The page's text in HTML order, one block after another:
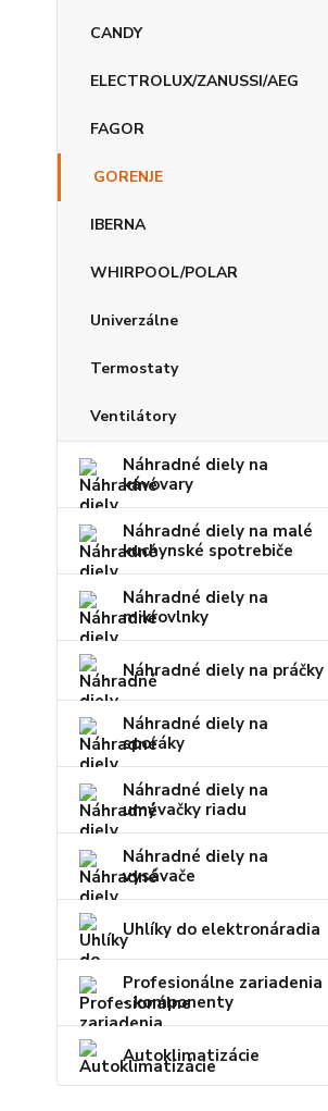
CANDY
ELECTROLUX/ZANUSSI/AEG
FAGOR
GORENJE
IBERNA
WHIRPOOL/POLAR
Univerzálne
Termostaty
Ventilátory
Náhradné diely na
kávovary
Náhradné diely na malé
kuchynské spotrebiče
Náhradné diely na
mikrovlnky
Náhradné diely na práčky
Náhradné diely na
sporáky
Náhradné diely na
umývačky riadu
Náhradné diely na
vysávače
Uhlíky do elektronáradia
Profesionálne zariadenia
- komponenty
Autoklimatizácie